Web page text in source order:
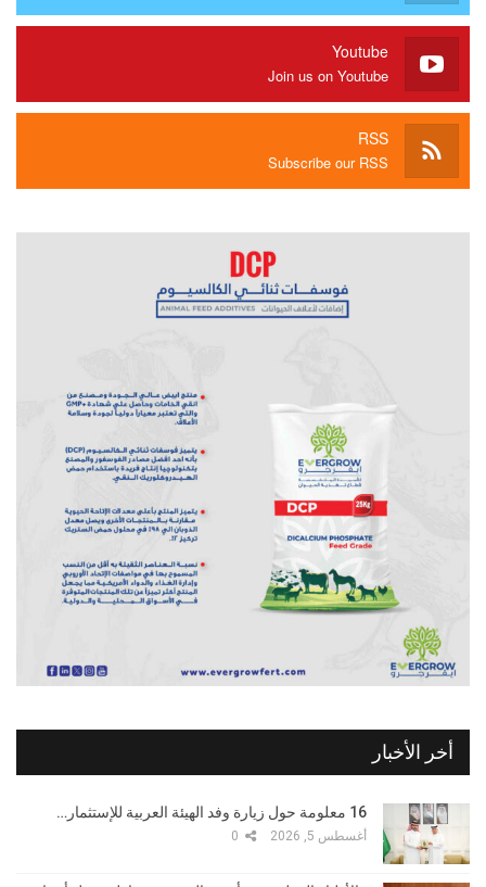
Youtube
Join us on Youtube
RSS
Subscribe our RSS
أخر الأخبار
16 معلومة حول زيارة وفد الهيئة العربية للإستثمار…
أغسطس 5, 2026